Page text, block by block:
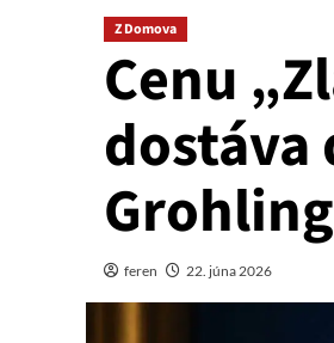
Z Domova
Cenu
Grohling
feren 22. júna 2026